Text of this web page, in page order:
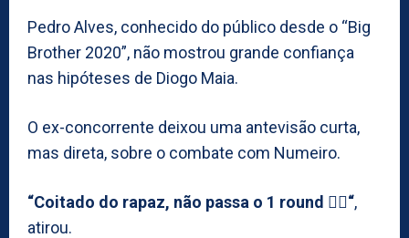
Pedro Alves, conhecido do público desde o “Big
Brother 2020”, não mostrou grande confiança
nas hipóteses de Diogo Maia.
O ex-concorrente deixou uma antevisão curta,
mas direta, sobre o combate com Numeiro.
“Coitado do rapaz, não passa o 1 round 🙇‍♂️“,
atirou.